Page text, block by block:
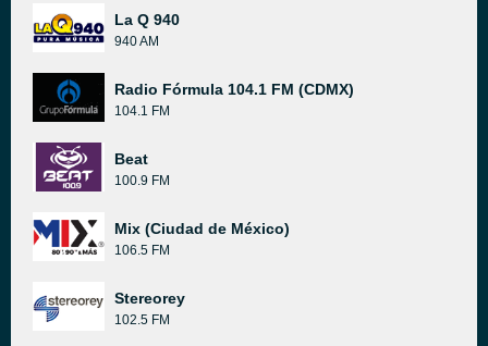
La Q 940
940 AM
Radio Fórmula 104.1 FM (CDMX)
104.1 FM
Beat
100.9 FM
Mix (Ciudad de México)
106.5 FM
Stereorey
102.5 FM